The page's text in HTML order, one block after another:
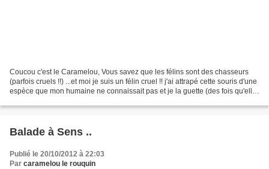
Coucou c'est le Caramelou, Vous savez que les félins sont des chasseurs
(parfois cruels !!) ...et moi je suis un félin cruel !! j'ai attrapé cette souris d'une
espèce que mon humaine ne connaissait pas et je la guette (des fois qu'elle
Balade à Sens ..
Publié le 20/10/2012 à 22:03
Par caramelou le rouquin